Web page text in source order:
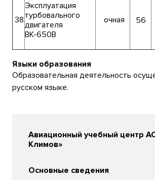
38
Эксплуатация
турбовального
двигателя
ВК-650В
очная 56
Языки образования
Образовательная деятельность
русском языке.
Авиационный учебный центр
Климов»
Основные сведения